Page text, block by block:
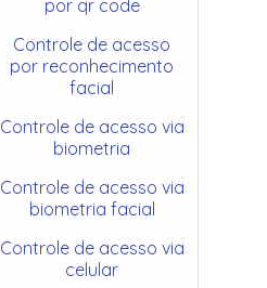
por qr code
Controle de acesso
por reconhecimento
facial
Controle de acesso via
biometria
Controle de acesso via
biometria facial
Controle de acesso via
celular